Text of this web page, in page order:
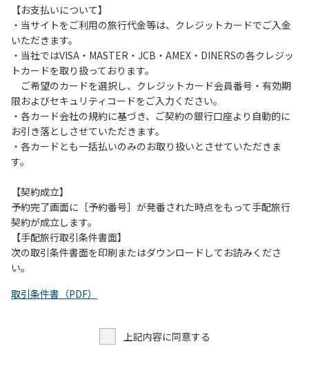
・定期的な施設の消毒。
・スタッフの体調管理、健康チェックの徹底。
・使い捨てスリッパをご用意しております。
・施設内の換気。
※食事中は窓を開けて換気をさせていただく場合がございま
す。また、山の上なので朝晩は冷えます。服装は１枚多めに
ご用意ください。
【お客様へお願い】
・パブリックスペースでは、食事中以外はマスクの着用をお
願いします。
・トイレは各客室のトイレをご利用ください。
※緊急時以外の食堂のトイレの使用は禁止とさせていただき
ます。
【お支払いについて】
・当サイトをご利用の旅行代金等は、クレジットカードでご入金
いただきます。
・当社ではVISA・MASTER・JCB・AMEX・DINERSの各クレジッ
トカードを取り扱っております。
ご希望のカードを選択し、クレジットカード会員番号・有効期
限およびセキュリティコードをご入力ください。
・各カード会社の規約に基づき、ご契約の銀行口座より自動的に
お引き落としさせていただきます。
・各カードとも一括払いのみのお取り扱いとさせていただきま
す。
【契約成立】
予約完了画面に［予約番号］が発番された時点をもって手配旅行
契約が成立します。
【手配旅行取引条件書面】
次の取引条件書面を印刷またはダウンロードしてお読みくださ
い。
取引条件書（PDF）
上記内容に同意する